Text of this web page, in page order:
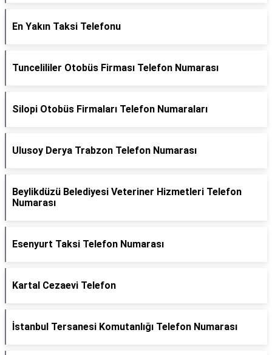
En Yakın Taksi Telefonu
Tuncelililer Otobüs Firması Telefon Numarası
Silopi Otobüs Firmaları Telefon Numaraları
Ulusoy Derya Trabzon Telefon Numarası
Beylikdüzü Belediyesi Veteriner Hizmetleri Telefon
Numarası
Esenyurt Taksi Telefon Numarası
Kartal Cezaevi Telefon
İstanbul Tersanesi Komutanlığı Telefon Numarası